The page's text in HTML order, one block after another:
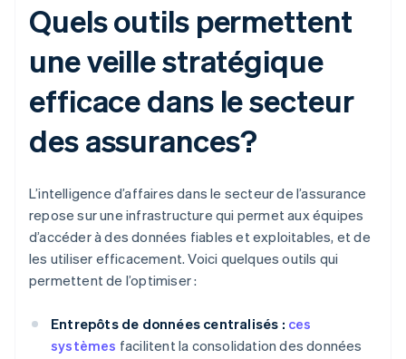
Quels outils permettent
une veille stratégique
efficace dans le secteur
des assurances?
L’intelligence d’affaires dans le secteur de l’assurance
repose sur une infrastructure qui permet aux équipes
d’accéder à des données fiables et exploitables, et de
les utiliser efficacement. Voici quelques outils qui
permettent de l’optimiser :
Entrepôts de données centralisés : ces
systèmes facilitent la consolidation des données